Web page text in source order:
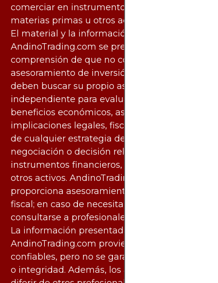
comerciar en instrumentos financieros,
materias primas u otros activos.
El material y la información disponibles en
AndinoTrading.com se presentan con la
comprensión de que no constituyen
asesoramiento de inversión. Los usuarios
deben buscar su propio asesoramiento
independiente para evaluar los riesgos y
beneficios económicos, así como las
implicaciones legales, fiscales y contables
de cualquier estrategia de inversión,
negociación o decisión relacionada con
instrumentos financieros, materias primas u
otros activos. AndinoTrading.com no
proporciona asesoramiento legal, contable o
fiscal; en caso de necesitarlo, debe
consultarse a profesionales especializados.
La información presentada por
AndinoTrading.com proviene de fuentes
confiables, pero no se garantiza su exactitud
o integridad. Además, los análisis pueden